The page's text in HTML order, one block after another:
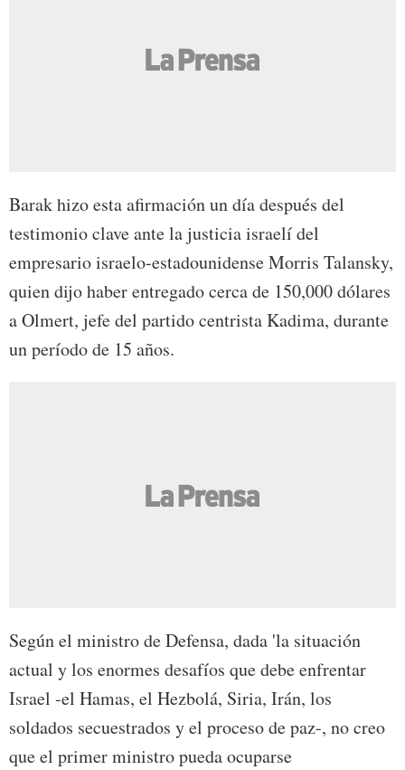
Barak hizo esta afirmación un día después del
testimonio clave ante la justicia israelí del
empresario israelo-estadounidense Morris Talansky,
quien dijo haber entregado cerca de 150,000 dólares
a Olmert, jefe del partido centrista Kadima, durante
un período de 15 años.
Según el ministro de Defensa, dada 'la situación
actual y los enormes desafíos que debe enfrentar
Israel -el Hamas, el Hezbolá, Siria, Irán, los
soldados secuestrados y el proceso de paz-, no creo
que el primer ministro pueda ocuparse